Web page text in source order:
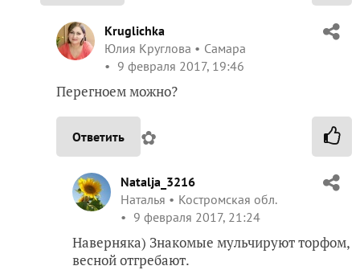
Kruglichka
Юлия Круглова
Самара
9 февраля 2017, 19:46
Перегноем можно?
Ответить ✿
Natalja_3216
Наталья
Костромская обл.
9 февраля 2017, 21:24
Наверняка) Знакомые мульчируют торфом,
весной отгребают.